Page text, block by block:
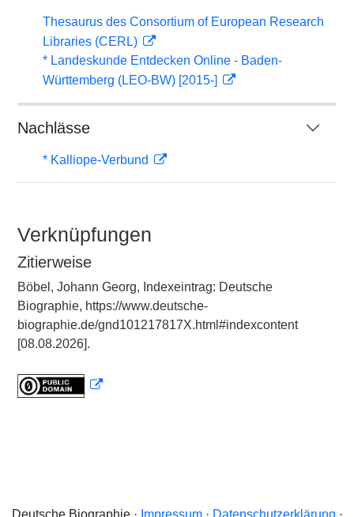
Thesaurus des Consortium of European Research
Libraries (CERL)
* Landeskunde Entdecken Online - Baden-
Württemberg (LEO-BW) [2015-]
Nachlässe
* Kalliope-Verbund
Verknüpfungen
Zitierweise
Böbel, Johann Georg, Indexeintrag: Deutsche
Biographie, https://www.deutsche-
biographie.de/gnd101217817X.html#indexcontent
[08.08.2026].
Deutsche Biographie · Impressum· Datenschutzerklärung ·